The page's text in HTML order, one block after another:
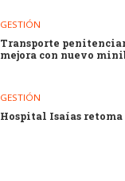
GESTIÓN
Transporte
mejora con nuevo
GESTIÓN
Hospital Isaías